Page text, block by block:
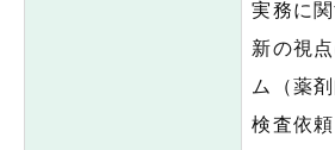
実務に
新の視
ム（薬
検査依頼